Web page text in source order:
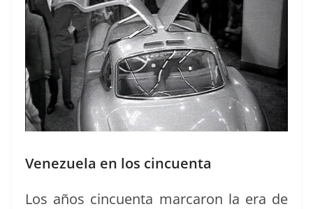
Venezuela en los cincuenta
Los años cin­cuen­ta mar­caron la era de